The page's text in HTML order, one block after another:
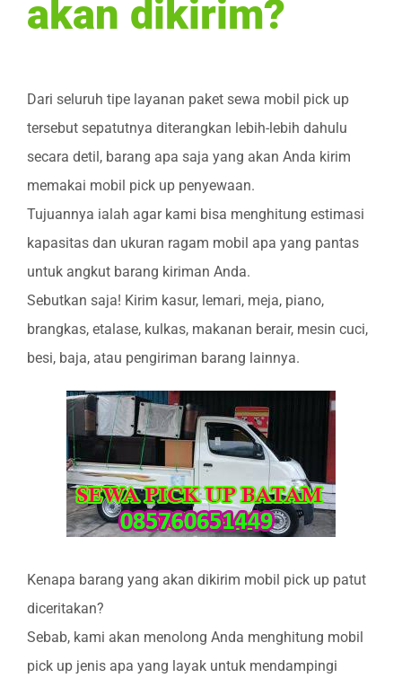
akan dikirim?
Dari seluruh tipe layanan paket sewa mobil pick up
tersebut sepatutnya diterangkan lebih-lebih dahulu
secara detil, barang apa saja yang akan Anda kirim
memakai mobil pick up penyewaan.
Tujuannya ialah agar kami bisa menghitung estimasi
kapasitas dan ukuran ragam mobil apa yang pantas
untuk angkut barang kiriman Anda.
Sebutkan saja! Kirim kasur, lemari, meja, piano,
brangkas, etalase, kulkas, makanan berair, mesin cuci,
besi, baja, atau pengiriman barang lainnya.
Kenapa barang yang akan dikirim mobil pick up patut
diceritakan?
Sebab, kami akan menolong Anda menghitung mobil
pick up jenis apa yang layak untuk mendampingi